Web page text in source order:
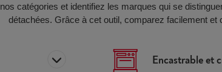
nos catégories et identifiez les marques qui se
détachées. Grâce à cet outil, comparez facilementet
Encastrable et